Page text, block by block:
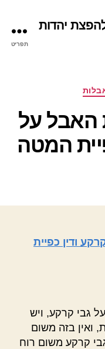
יהדות
תפריט
האבל על
המטה
ודין כפיית
גבי קרקע, ויש
ואין בזה משום
קרקע משום רוח